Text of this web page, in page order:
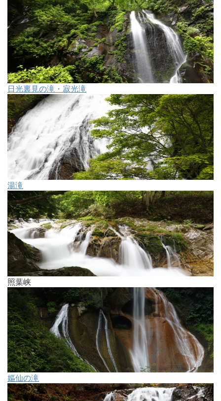
日光裏見の滝・寂光滝
湯滝
照葉峡
嫗仙の滝